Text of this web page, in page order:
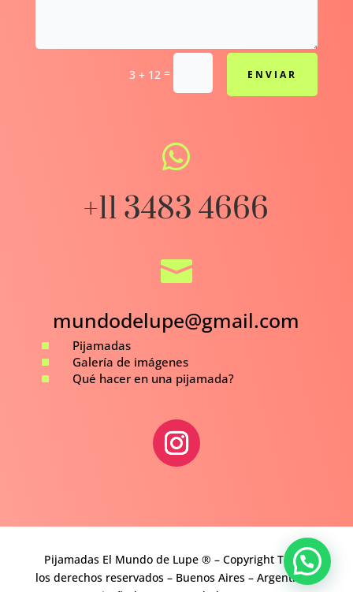
3 + 12 = ENVIAR

+11 3483 4666

mundodelupe@gmail.com
^ Pijamadas
^ Galería de imágenes
^ Qué hacer en una pijamada?
Pijamadas El Mundo de Lupe ® – Copyright Todos
los derechos reservados – Buenos Aires – Argentina –